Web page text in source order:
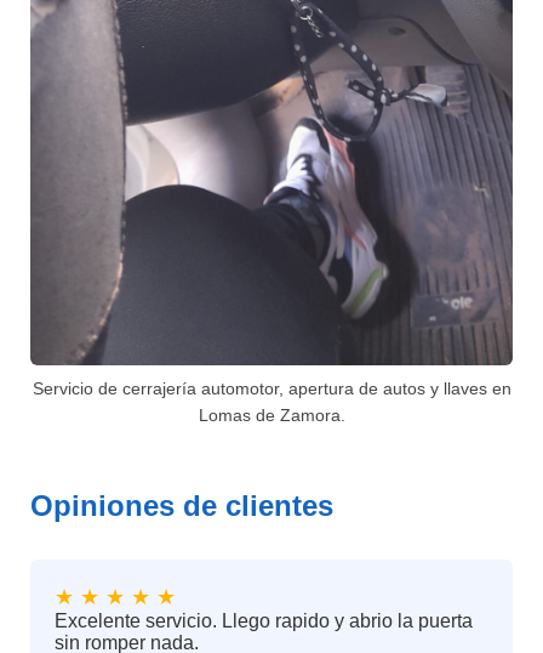
Servicio de cerrajería automotor, apertura de autos y llaves en
Lomas de Zamora.
Opiniones de clientes
★ ★ ★ ★ ★
Excelente servicio. Llego rapido y abrio la puerta
sin romper nada.